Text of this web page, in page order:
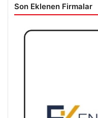
Son Eklenen Firmalar